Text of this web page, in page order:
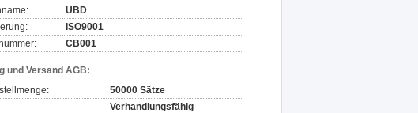
UBD
ISO9001
CB001
und Versand AGB:
50000 Sätze
Verhandlungsfähig